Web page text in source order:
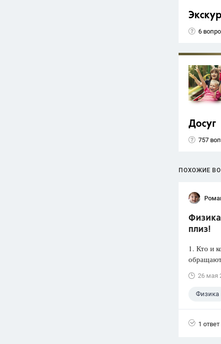
6
Досуг
757
ПОХОЖИЕ
Физика
плиз!
1. Кто и
26 мая
Физика
1 ответ